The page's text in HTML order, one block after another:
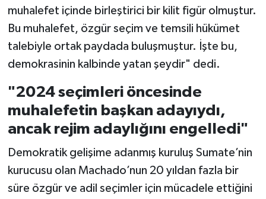
muhalefet içinde birleştirici bir kilit figür olmuştur.
Bu muhalefet, özgür seçim ve temsili hükümet
talebiyle ortak paydada buluşmuştur. İşte bu,
demokrasinin kalbinde yatan şeydir" dedi.
"2024 seçimleri öncesinde
muhalefetin başkan adayıydı,
ancak rejim adaylığını engelledi"
Demokratik gelişime adanmış kuruluş Sumate’nin
kurucusu olan Machado’nun 20 yıldan fazla bir
süre özgür ve adil seçimler için mücadele ettiğini